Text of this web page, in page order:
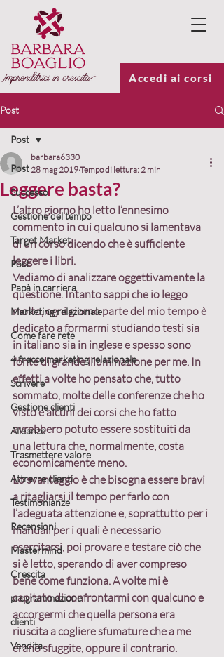
Accedi ai corsi
Post
Post
Successo
Gestione del tempo
Target Market
Post
Papà in carriera
Marketing relazionale
Come fare rete
4 frecce marketing relazionale
Scrivere
Gestione clienti
Alleanze
Trasmettere valore
Attrarre clienti
Testimonianze
Recensioni
Mastermind
Crescita
programmazione
clienti
Vendita
Post
Leggere basta?
barbara6330
28 mag 2019Tempo di lettura: 2 min
L’altro giorno ho letto l’ennesimo
commento in cui qualcuno si lamentava
di un corso dicendo che è sufficiente
leggere i libri.
Vediamo di analizzare oggettivamente la
questione. Intanto sappi che io leggo
molto, ogni giorno parte del mio tempo è
dedicato a formarmi studiando testi sia
in italiano sia in inglese e spesso sono
fonte di grande illuminazione per me. In
effetti a volte ho pensato che, tutto
sommato, molte delle conferenze che ho
visto e alcuni dei corsi che ho fatto
avrebbero potuto essere sostituiti da
una lettura che, normalmente, costa
economicamente meno.
Lo svantaggio è che bisogna essere bravi
a ritagliarsi il tempo per farlo con
l’adeguata attenzione e, soprattutto per i
manuali per i quali è necessario
esercitarsi, poi provare e testare ciò che
si è letto, sperando di aver compreso
bene come funziona. A volte mi è
capitato di confrontarmi con qualcuno e
accorgermi che quella persona era
riuscita a cogliere sfumature che a me
erano sfuggite, oppure il contrario.